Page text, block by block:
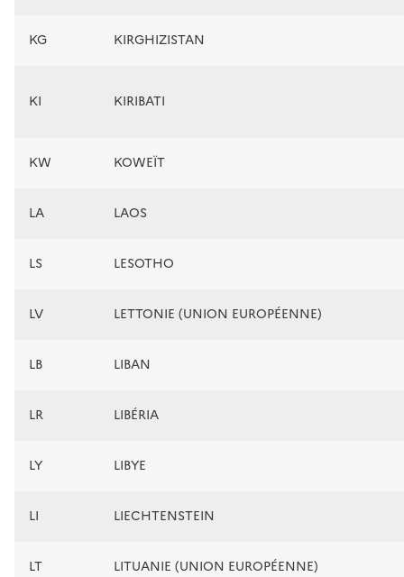
KG KIRGHIZISTAN
KI KIRIBATI
KW KOWEÏT
LA LAOS
LS LESOTHO
LV LETTONIE (UNION EUROPÉENNE)
LB LIBAN
LR LIBÉRIA
LY LIBYE
LI LIECHTENSTEIN
LT LITUANIE (UNION EUROPÉENNE)